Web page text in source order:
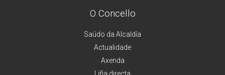
O Concello
Saúdo da Alcaldía
Actualidade
Axenda
Liña directa